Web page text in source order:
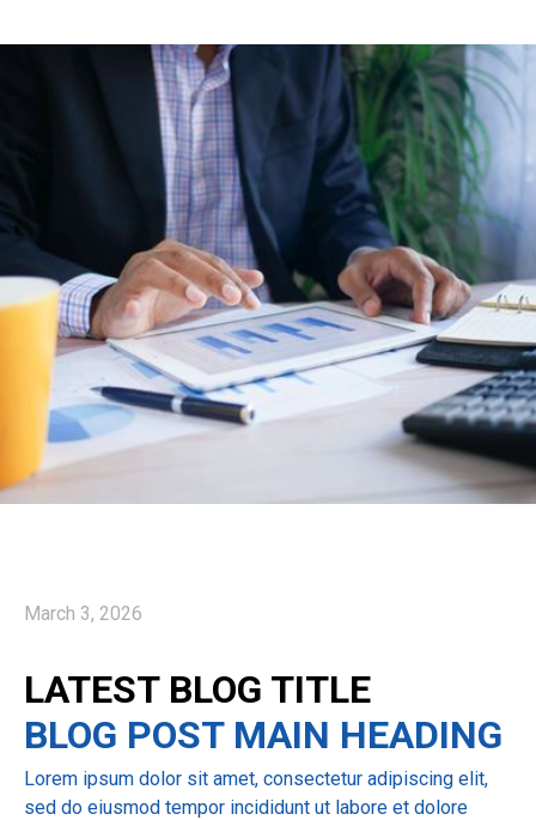
March 3, 2026
LATEST BLOG TITLE
BLOG POST MAIN HEADING
Lorem ipsum dolor sit amet, consectetur adipiscing elit,
sed do eiusmod tempor incididunt ut labore et dolore